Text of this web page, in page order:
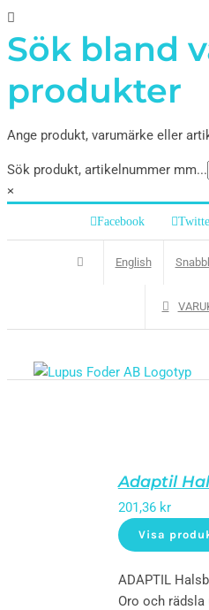
Sök bland
produkter
Ange produkt, varumärke eller
Sök produkt, artikelnummer mm...
×
Facebook
English
Adaptil
201,36 kr
Visa
ADAPTIL
Oro och rädsla